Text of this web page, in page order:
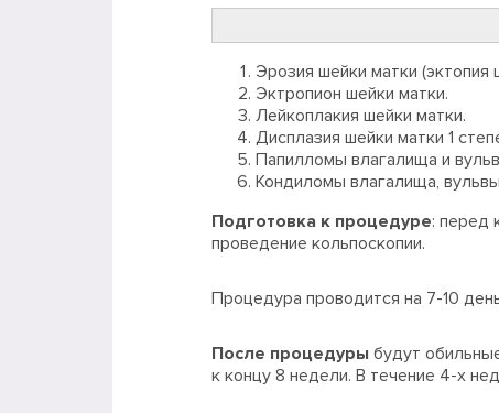
Эрозия шейки матки (эктопия
Эктропион шейки матки.
Лейкоплакия шейки матки.
Дисплазия шейки матки 1
Папилломы влагалища и
Кондиломы влагалища,
Подготовка к процедуре: перед
проведение кольпоскопии.
Процедура проводится на 7-10
После процедуры будут
к концу 8 недели. В течение 4-х